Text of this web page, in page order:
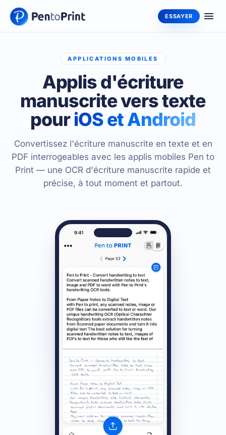
ESSAYER
APPLICATIONS MOBILES
Applis d'écriture
manuscrite vers texte
pouriOS et Android
Convertissez l'écriture manuscrite en texte et en
PDF interrogeables avec les applis mobiles Pen to
Print — une OCR d'écriture manuscrite rapide et
précise, à tout moment et partout.